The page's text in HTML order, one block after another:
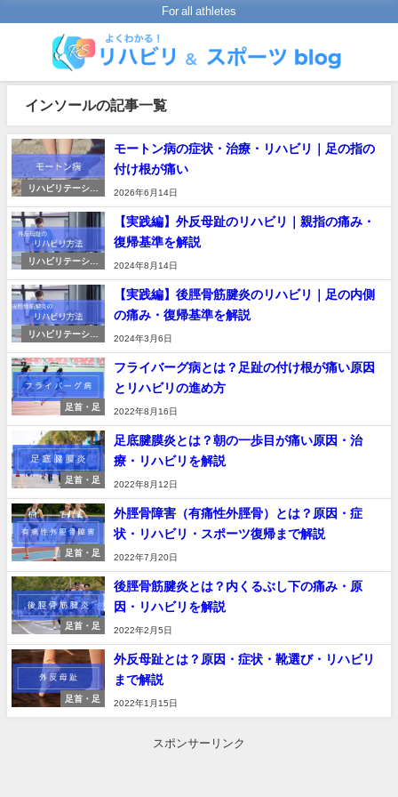
For all athletes
インソールの記事一覧
リハビリテーショ
モートン病の症状・治療・リハビリ｜足の指の
付け根が痛い
2026年6月14日
リハビリテーショ
【実践編】外反母趾のリハビリ｜親指の痛み・
復帰基準を解説
2024年8月14日
リハビリテーショ
【実践編】後脛骨筋腱炎のリハビリ｜足の内側
の痛み・復帰基準を解説
2024年3月6日
足首・足
フライバーグ病とは？足趾の付け根が痛い原因
とリハビリの進め方
2022年8月16日
足首・足
足底腱膜炎とは？朝の一歩目が痛い原因・治
療・リハビリを解説
2022年8月12日
足首・足
外脛骨障害（有痛性外脛骨）とは？原因・症
状・リハビリ・スポーツ復帰まで解説
2022年7月20日
足首・足
後脛骨筋腱炎とは？内くるぶし下の痛み・原
因・リハビリを解説
2022年2月5日
足首・足
外反母趾とは？原因・症状・靴選び・リハビリ
まで解説
2022年1月15日
スポンサーリンク